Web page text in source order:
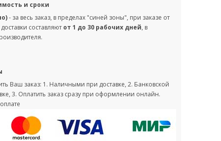
и сроки
- за весь заказ, в пределах "синей зоны", при заказе от
составляют от 1 до 30 рабочих дней, в
Ваш заказ: 1. Наличными при доставке, 2. Банковской
3. Оплатить заказ сразу при оформлении онлайн.